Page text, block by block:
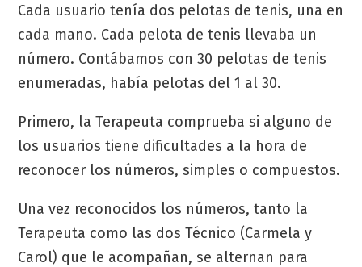
Cada usuario tenía dos pelotas de tenis, una en
cada mano. Cada pelota de tenis llevaba un
número. Contábamos con 30 pelotas de tenis
enumeradas, había pelotas del 1 al 30.
Primero, la Terapeuta comprueba si alguno de
los usuarios tiene dificultades a la hora de
reconocer los números, simples o compuestos.
Una vez reconocidos los números, tanto la
Terapeuta como las dos Técnico (Carmela y
Carol) que le acompañan, se alternan para